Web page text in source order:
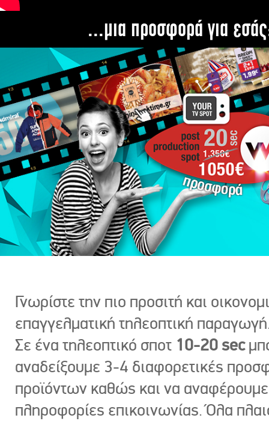
...μια προσφορά για
Γνωρίστε την πιο προσιτή και
επαγγελματική τηλεοπτική
Σε ένα τηλεοπτικό σποτ 10-20 sec
αναδείξουμε 3-4 διαφορετικές
προϊόντων καθώς και να
πληροφορίες επικοινωνίας. Όλα